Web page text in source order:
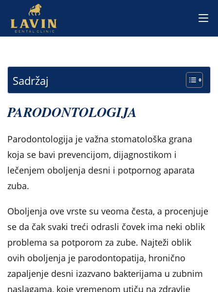
content
Sadržaj
PARODONTOLOGIJA
Parodontologija je važna stomatološka grana
koja se bavi prevencijom, dijagnostikom i
lečenjem oboljenja desni i potpornog aparata
zuba.
Oboljenja ove vrste su veoma česta, a procenjuje
se da čak svaki treći odrasli čovek ima neki oblik
problema sa potporom za zube. Najteži oblik
ovih oboljenja je parodontopatija, hronično
zapaljenje desni izazvano bakterijama u zubnim
naslagama, koje vremenom utiču na zdravlje